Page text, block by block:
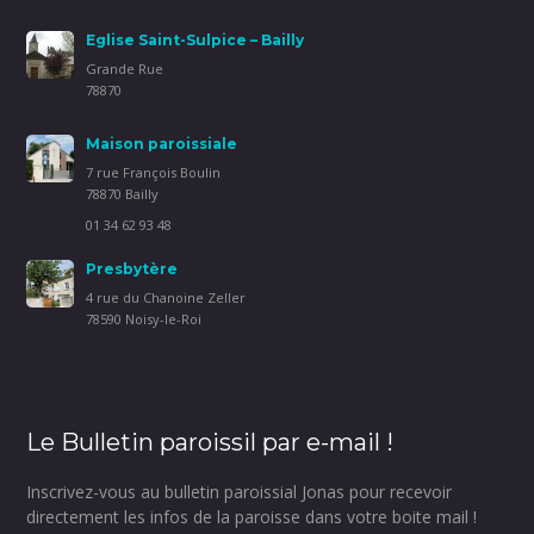
Eglise Saint-Sulpice – Bailly
Grande Rue
78870
Maison paroissiale
7 rue François Boulin
78870 Bailly
01 34 62 93 48
Presbytère
4 rue du Chanoine Zeller
78590 Noisy-le-Roi
Le Bulletin paroissil par e-mail !
Inscrivez-vous au bulletin paroissial Jonas pour recevoir
directement les infos de la paroisse dans votre boite mail !